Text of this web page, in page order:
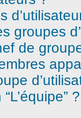
groupes
de
?